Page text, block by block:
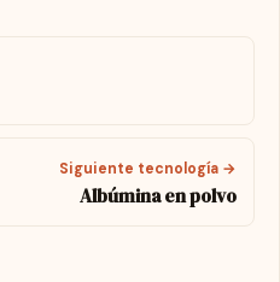
Siguiente tecnología →
Albúmina en polvo